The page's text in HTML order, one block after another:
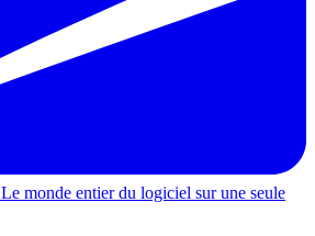
Le monde entier du logiciel sur une seule